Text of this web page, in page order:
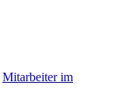
Mitarbeiter im